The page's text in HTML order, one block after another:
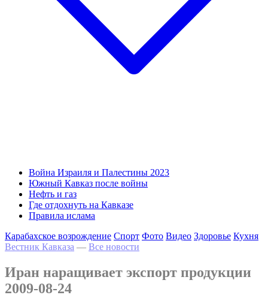
Война Израиля и Палестины 2023
Южный Кавказ после войны
Нефть и газ
Где отдохнуть на Кавказе
Правила ислама
Карабахское возрождение Спорт Фото Видео Здоровье Кухня
Вестник Кавказа — Все новости
Иран наращивает экспорт продукции
2009-08-24